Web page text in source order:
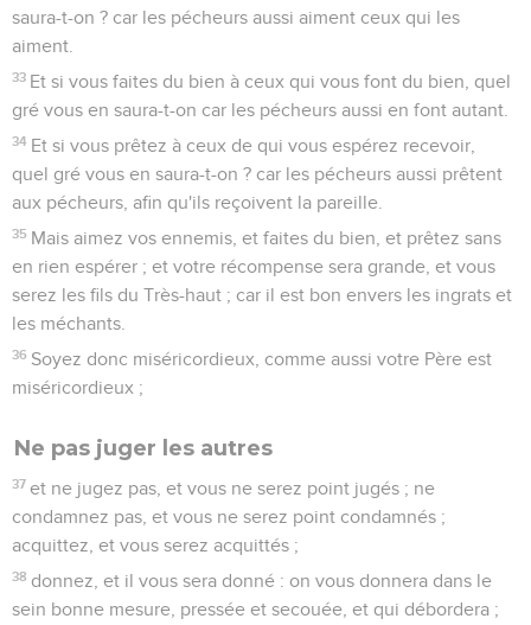
saura-t-on ? car les pécheurs aussi aiment ceux qui les
aiment.
33 Et si vous faites du bien à ceux qui vous font du bien, quel
gré vous en saura-t-on car les pécheurs aussi en font autant.
34 Et si vous prêtez à ceux de qui vous espérez recevoir,
quel gré vous en saura-t-on ? car les pécheurs aussi prêtent
aux pécheurs, afin qu'ils reçoivent la pareille.
35 Mais aimez vos ennemis, et faites du bien, et prêtez sans
en rien espérer ; et votre récompense sera grande, et vous
serez les fils du Très-haut ; car il est bon envers les ingrats et
les méchants.
36 Soyez donc miséricordieux, comme aussi votre Père est
miséricordieux ;
Ne pas juger les autres
37 et ne jugez pas, et vous ne serez point jugés ; ne
condamnez pas, et vous ne serez point condamnés ;
acquittez, et vous serez acquittés ;
38 donnez, et il vous sera donné : on vous donnera dans le
sein bonne mesure, pressée et secouée, et qui débordera ;